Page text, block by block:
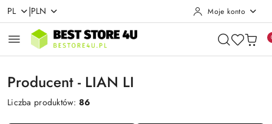
Przejdź do treści głównej
Przejdź do wyszukiwarki
Przejdź do moje konto
Przejdź do menu głównego
Przejdź do stopki
PL |PLN Moje konto
Producent - LIAN LI
Liczba produktów:86